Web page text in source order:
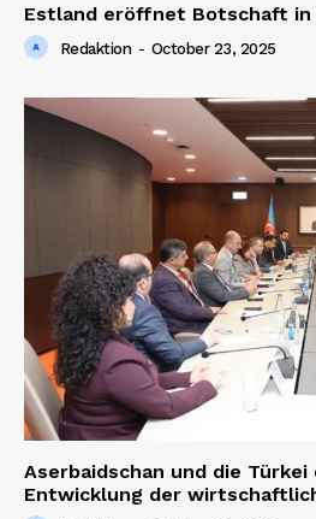
Estland eröffnet Botschaft in
Redaktion - October 23, 2025
Aserbaidschan und die
Entwicklung der